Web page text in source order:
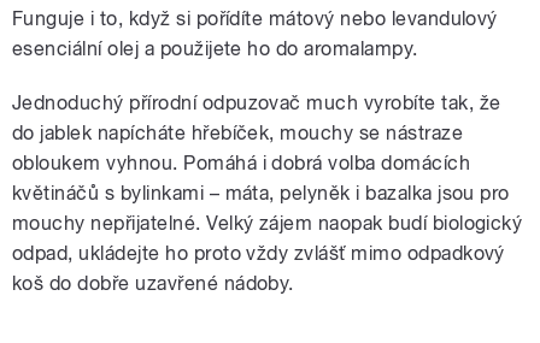
Funguje i to, když si pořídíte mátový nebo levandulový
esenciální olej a použijete ho do aromalampy.
Jednoduchý přírodní odpuzovač much vyrobíte tak, že
do jablek napícháte hřebíček, mouchy se nástraze
obloukem vyhnou. Pomáhá i dobrá volba domácích
květináčů s bylinkami – máta, pelyněk i bazalka jsou pro
mouchy nepřijatelné. Velký zájem naopak budí biologický
odpad, ukládejte ho proto vždy zvlášť mimo odpadkový
koš do dobře uzavřené nádoby.